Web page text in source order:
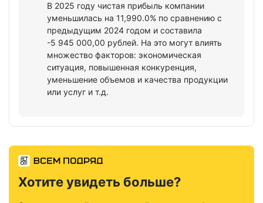
В 2025 году чистая прибыль компании
уменьшилась на 11,990.0% по сравнению с
предыдущим 2024 годом и составила
-5 945 000,00 рублей. На это могут влиять
множество факторов: экономическая
ситуация, повышенная конкуренция,
уменьшение объемов и качества продукции
или услуг и т.д.
Хотите увидеть больше?